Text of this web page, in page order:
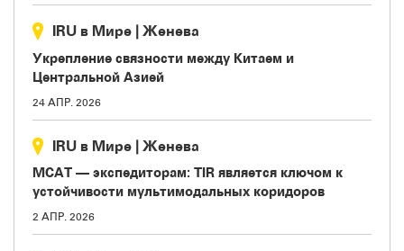
IRU в Мире | Женева
Укрепление связности между Китаем и
Центральной Азией
24 АПР. 2026
IRU в Мире | Женева
МСАТ — экспедиторам: TIR является ключом к
устойчивости мультимодальных коридоров
2 АПР. 2026